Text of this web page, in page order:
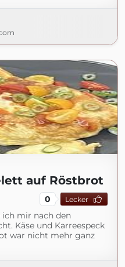
auf Röstbrot
0 Lecker
mir nach den
Käse und Karreespeck
war nicht mehr ganz